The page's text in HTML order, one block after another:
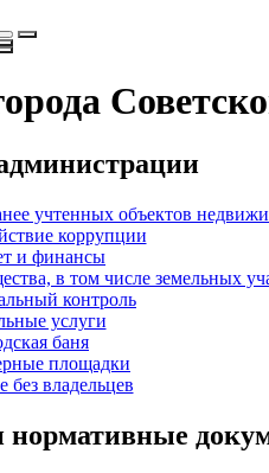
учтенных объектов
коррупции
и финансы
в том числе земельных
контроль
услуги
баня
площадки
владельцев